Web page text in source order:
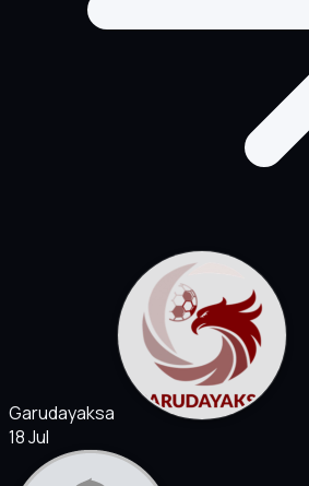
Garudayaksa
18 Jul